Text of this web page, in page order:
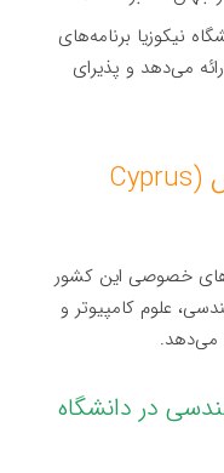
نیکوزیا برنامه‌های
می‌دهد و پذیرای
۲٫۴٫ دانشگاه آمریکایی قبرس (Cyprus
خصوصی این کشور
علوم کامپیوتر و
می‌دهد.
در دانشگاه